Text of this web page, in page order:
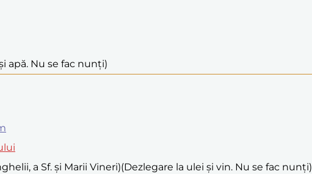
apă. Nu se fac nunți)
a Sf. și Marii Vineri)(Dezlegare la ulei și vin. Nu se fac nunți)